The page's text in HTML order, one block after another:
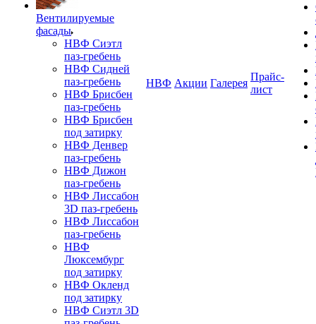
Вентилируемые
фасады
НВФ Сиэтл
паз-гребень
НВФ Сидней
паз-гребень
НВФ Брисбен
паз-гребень
НВФ Брисбен
под затирку
НВФ Денвер
паз-гребень
НВФ Дижон
паз-гребень
НВФ Лиссабон
3D паз-гребень
НВФ Лиссабон
паз-гребень
НВФ
Люксембург
под затирку
НВФ Окленд
под затирку
НВФ Сиэтл 3D
НВФ Акции Галерея
Прайс-
лист